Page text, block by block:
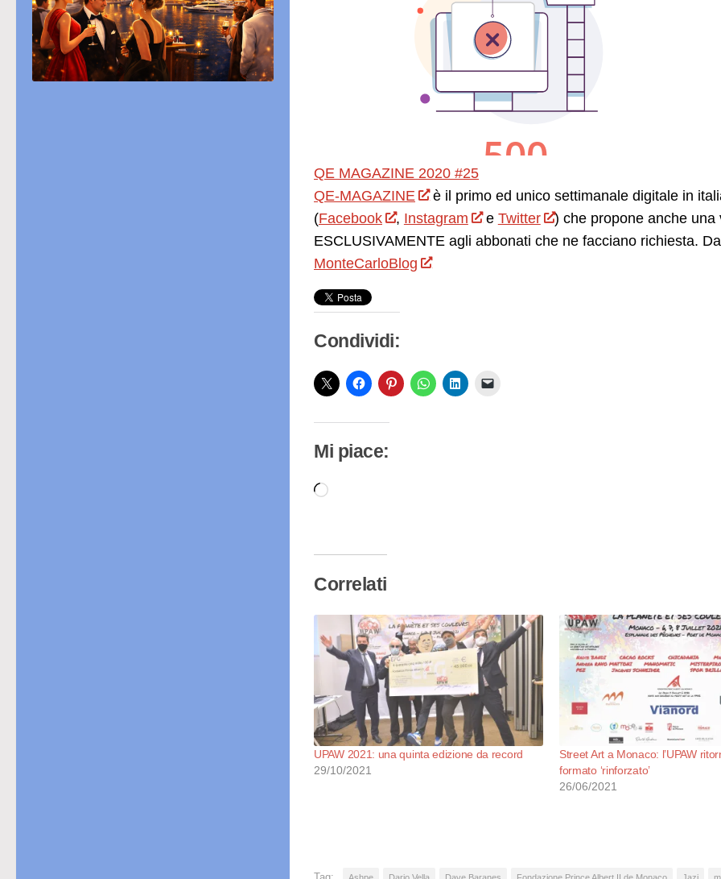
QE MAGAZINE 2020 #25
QE-MAGAZINE
è il primo ed unico settimanale digitale in
(Facebook , Instagram e Twitter
) che propone anche
ESCLUSIVAMENTE agli abbonati che ne facciano richiesta.
MonteCarloBlog
Condividi:
Mi piace:
Caricamento
Correlati
UPAW 2021: una quinta edizione da record
29/10/2021
Street Art a Monaco: l’UPAW
formato ‘rinforzato’
26/06/2021
Ashpe Dario Vella Dave Baranes Fondazione Prince Albert II de Monaco Jazi